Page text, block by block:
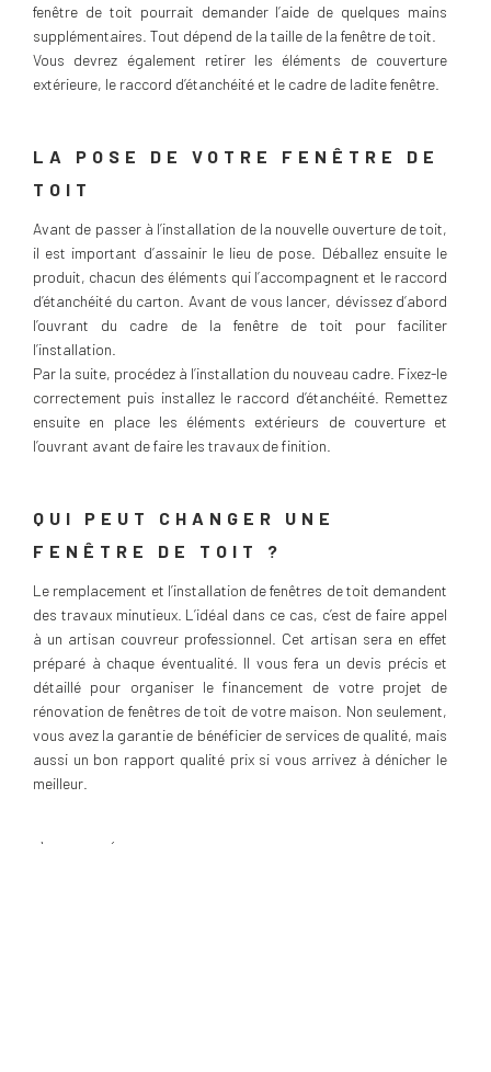
fenêtre de toit pourrait demander l’aide de quelques mains
supplémentaires. Tout dépend de la taille de la fenêtre de toit.
Vous devrez également retirer les éléments de couverture
extérieure, le raccord d’étanchéité et le cadre de ladite fenêtre.
LA POSE DE VOTRE FENÊTRE DE
TOIT
Avant de passer à l’installation de la nouvelle ouverture de toit,
il est important d’assainir le lieu de pose. Déballez ensuite le
produit, chacun des éléments qui l’accompagnent et le raccord
d’étanchéité du carton. Avant de vous lancer, dévissez d’abord
l’ouvrant du cadre de la fenêtre de toit pour faciliter
l’installation.
Par la suite, procédez à l’installation du nouveau cadre. Fixez-le
correctement puis installez le raccord d’étanchéité. Remettez
ensuite en place les éléments extérieurs de couverture et
l’ouvrant avant de faire les travaux de finition.
QUI PEUT CHANGER UNE
FENÊTRE DE TOIT ?
Le remplacement et l’installation de fenêtres de toit demandent
des travaux minutieux. L’idéal dans ce cas, c’est de faire appel
à un artisan couvreur professionnel. Cet artisan sera en effet
préparé à chaque éventualité. Il vous fera un devis précis et
détaillé pour organiser le financement de votre projet de
rénovation de fenêtres de toit de votre maison. Non seulement,
vous avez la garantie de bénéficier de services de qualité, mais
aussi un bon rapport qualité prix si vous arrivez à dénicher le
meilleur.
À LIRE ÉGALEMENT